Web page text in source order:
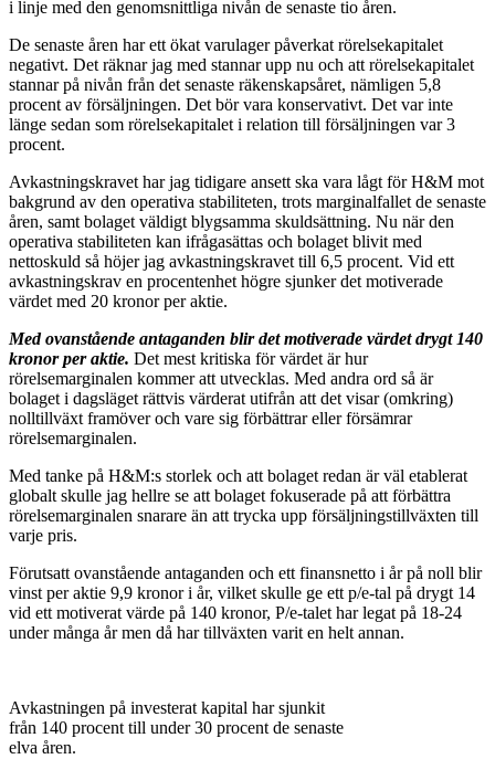
i linje med den genomsnittliga nivån de senaste tio åren.
De senaste åren har ett ökat varulager påverkat rörelsekapitalet
negativt. Det räknar jag med stannar upp nu och att rörelsekapitalet
stannar på nivån från det senaste räkenskapsåret, nämligen 5,8
procent av försäljningen. Det bör vara konservativt. Det var inte
länge sedan som rörelsekapitalet i relation till försäljningen var 3
procent.
Avkastningskravet har jag tidigare ansett ska vara lågt för H&M mot
bakgrund av den operativa stabiliteten, trots marginalfallet de senaste
åren, samt bolaget väldigt blygsamma skuldsättning. Nu när den
operativa stabiliteten kan ifrågasättas och bolaget blivit med
nettoskuld så höjer jag avkastningskravet till 6,5 procent. Vid ett
avkastningskrav en procentenhet högre sjunker det motiverade
värdet med 20 kronor per aktie.
Med ovanstående antaganden blir det motiverade värdet drygt 140
kronor per aktie. Det mest kritiska för värdet är hur
rörelsemarginalen kommer att utvecklas. Med andra ord så är
bolaget i dagsläget rättvis värderat utifrån att det visar (omkring)
nolltillväxt framöver och vare sig förbättrar eller försämrar
rörelsemarginalen.
Med tanke på H&M:s storlek och att bolaget redan är väl etablerat
globalt skulle jag hellre se att bolaget fokuserade på att förbättra
rörelsemarginalen snarare än att trycka upp försäljningstillväxten till
varje pris.
Förutsatt ovanstående antaganden och ett finansnetto i år på noll blir
vinst per aktie 9,9 kronor i år, vilket skulle ge ett p/e-tal på drygt 14
vid ett motiverat värde på 140 kronor, P/e-talet har legat på 18-24
under många år men då har tillväxten varit en helt annan.
Avkastningen på investerat kapital har sjunkit
från 140 procent till under 30 procent de senaste
elva åren.